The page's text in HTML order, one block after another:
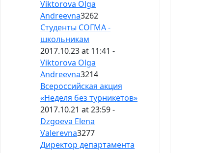
Viktorova Olga
Andreevna3262
Студенты СОГМА -
школьникам
2017.10.23 at 11:41 -
Viktorova Olga
Andreevna3214
Всероссийская акция
«Неделя без турникетов»
2017.10.21 at 23:59 -
Dzgoeva Elena
Valerevna3277
Директор департамента